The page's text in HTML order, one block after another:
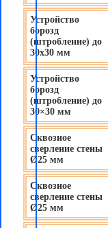
Устройство
борозд
(штробление) до
30х30 мм
Устройство
борозд
(штробление) до
30×30 мм
Сквозное
сверление стены
Ø25 мм
Сквозное
сверление стены
Ø25 мм